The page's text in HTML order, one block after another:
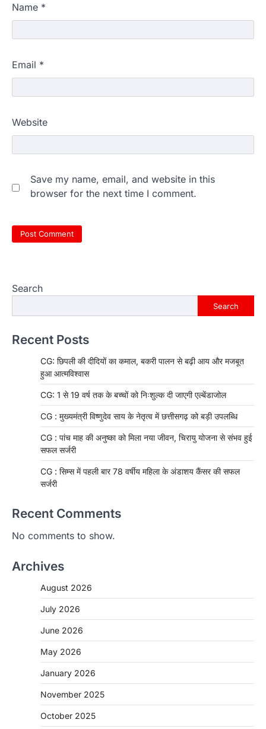
Name *
Email *
Website
Save my name, email, and website in this
browser for the next time I comment.
Search
Search
Recent Posts
CG: छिपली की दीदियों का कमाल, बकरी पालन से बढ़ी आय और मजबूत
हुआ आत्मविश्वास
CG: 1 से 19 वर्ष तक के बच्चों को निःशुल्क दी जाएगी एल्बेंडाजोल
CG : मुख्यमंत्री विष्णुदेव साय के नेतृत्व में छत्तीसगढ़ को बड़ी उपलब्धि
CG : पांच माह की अनुष्का को मिला नया जीवन, चिरायु योजना से संभव हुई
सफल सर्जरी
CG : सिम्स में पहली बार 78 वर्षीय महिला के अंडाशय कैंसर की सफल
सर्जरी
Recent Comments
No comments to show.
Archives
August 2026
July 2026
June 2026
May 2026
January 2026
November 2025
October 2025
CHHATTISGARH
CG: 1 से 19 वर्ष तक के बच्चों को निःशुल्क दी
जाएगी एल्बेंडाजोल
More Khabar August 7, 2026
रायपुर। राष्ट्रीय कृमि मुक्ति दिवस भारत सरकार द्वारा